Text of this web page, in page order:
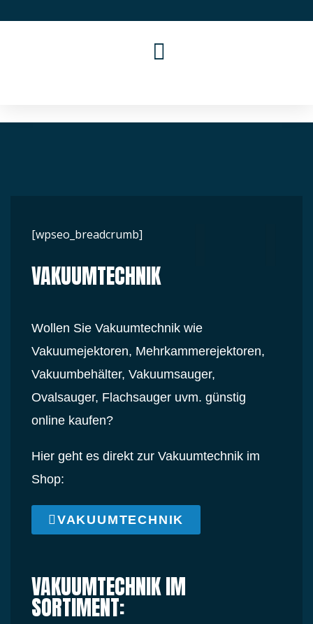
[wpseo_breadcrumb]
VAKUUMTECHNIK
Wollen Sie Vakuumtechnik wie
Vakuumejektoren, Mehrkammerejektoren,
Vakuumbehälter, Vakuumsauger,
Ovalsauger, Flachsauger uvm. günstig
online kaufen?
Hier geht es direkt zur Vakuumtechnik im
Shop:
VAKUUMTECHNIK
VAKUUMTECHNIK IM
SORTIMENT: